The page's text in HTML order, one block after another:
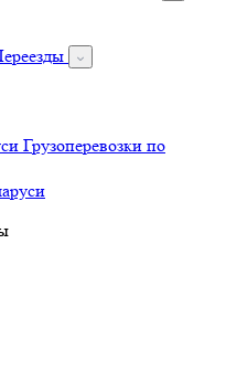
Грузоперевозки по